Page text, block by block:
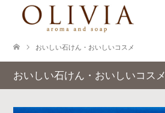
おいしい石けん・おいしいコスメ
おいしい石けん・おいしいコスメ